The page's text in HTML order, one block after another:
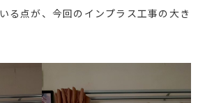
る点が、今回のインプラス工事の大き